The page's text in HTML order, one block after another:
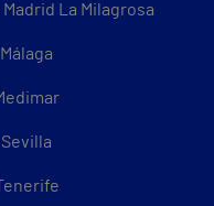
La Milagrosa